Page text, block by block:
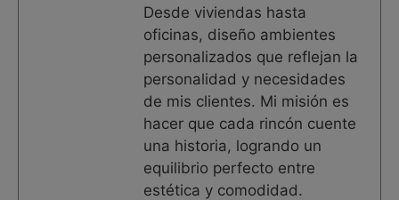
Desde viviendas hasta
oficinas, diseño ambientes
personalizados que reflejan la
personalidad y necesidades
de mis clientes. Mi misión es
hacer que cada rincón cuente
una historia, logrando un
equilibrio perfecto entre
estética y comodidad.